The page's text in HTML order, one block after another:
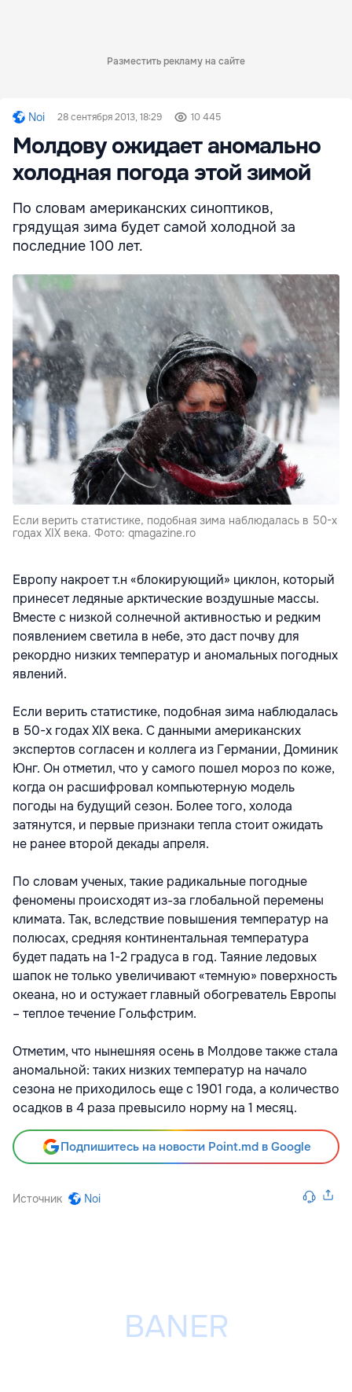
Разместить рекламу на сайте
Noi 28 сентября 2013, 18:29 10 445
Молдову ожидает аномально
холодная погода этой зимой
По словам американских синоптиков,
грядущая зима будет самой холодной за
последние 100 лет.
Если верить статистике, подобная зима наблюдалась в 50-х
годах XIX века. Фото: qmagazine.ro
Европу накроет т.н «блокирующий» циклон, который
принесет ледяные арктические воздушные массы.
Вместе с низкой солнечной активностью и редким
появлением светила в небе, это даст почву для
рекордно низких температур и аномальных погодных
явлений.
Если верить статистике, подобная зима наблюдалась
в 50-х годах XIX века. С данными американских
экспертов согласен и коллега из Германии, Доминик
Юнг. Он отметил, что у самого пошел мороз по коже,
когда он расшифровал компьютерную модель
погоды на будущий сезон. Более того, холода
затянутся, и первые признаки тепла стоит ожидать
не ранее второй декады апреля.
По словам ученых, такие радикальные погодные
феномены происходят из-за глобальной перемены
климата. Так, вследствие повышения температур на
полюсах, средняя континентальная температура
будет падать на 1-2 градуса в год. Таяние ледовых
шапок не только увеличивают «темную» поверхность
океана, но и остужает главный обогреватель Европы
– теплое течение Гольфстрим.
Отметим, что нынешняя осень в Молдове также стала
аномальной: таких низких температур на начало
сезона не приходилось еще с 1901 года, а количество
осадков в 4 раза превысило норму на 1 месяц.
Подпишитесь на новости Point.md в Google
Источник Noi